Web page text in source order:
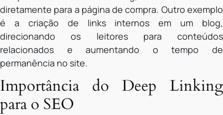
diretamente para a página de compra. Outro exemplo
é a criação de links internos em um blog,
direcionando os leitores para conteúdos
relacionados e aumentando o tempo de
permanência no site.
Importância do Deep Linking
para o SEO